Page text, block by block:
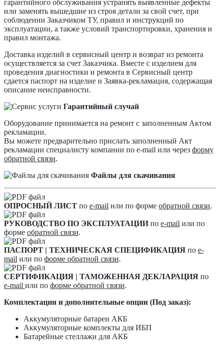
гарантийного обслуживания устранять выявленные дефекты
или заменять вышедшие из строя детали за свой счет, при
соблюдении Заказчиком ТУ, правил и инструкций по
эксплуатации, а также условий транспортировки, хранения и
правил монтажа.
Доставка изделий в сервисный центр и возврат из ремонта
осуществляется за счет Заказчика. Вместе с изделием для
проведения диагностики и ремонта в Сервисный центр
сдается паспорт на изделие и Заявка-рекламация, содержащая
описание неисправности.
Гарантийный случай
Оборудование принимается на ремонт с заполненным Актом
рекламации.
Вы можете предварительно прислать заполненный Акт
рекламации специалисту компании по e-mail или через форму
обратной связи.
Файлы для скачивания
ОПРОСНЫЙ ЛИСТ по e-mail или по форме обратной связи.
РУКОВОДСТВО ПО ЭКСПЛУАТАЦИИпо e-mail или по
форме обратной связи.
ПАСПОРТ | ТЕХНИЧЕСКАЯ СПЕЦИФИКАЦИЯ по e-
mail или по форме обратной связи.
СЕРТИФИКАЦИЯ | ТАМОЖЕННАЯ ДЕКЛАРАЦИЯ по
e-mail или по форме обратной связи.
Комплектации и дополнительные опции (Под заказ):
Аккумуляторные батареи АКБ
Аккумуляторные комплекты для ИБП
Батарейные стеллажи для АКБ